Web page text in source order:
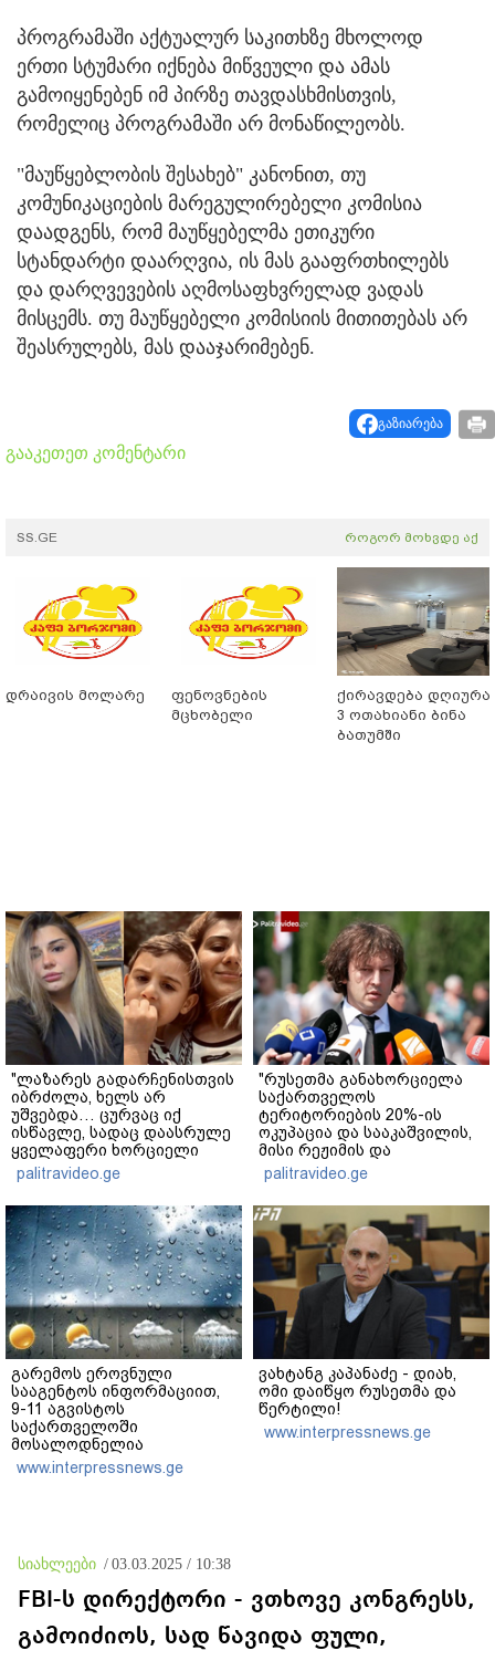
პროგრამაში აქტუალურ საკითხზე მხოლოდ
ერთი სტუმარი იქნება მიწვეული და ამას
გამოიყენებენ იმ პირზე თავდასხმისთვის,
რომელიც პროგრამაში არ მონაწილეობს.
"მაუწყებლობის შესახებ" კანონით, თუ
კომუნიკაციების მარეგულირებელი კომისია
დაადგენს, რომ მაუწყებელმა ეთიკური
სტანდარტი დაარღვია, ის მას გააფრთხილებს
და დარღვევების აღმოსაფხვრელად ვადას
მისცემს. თუ მაუწყებელი კომისიის მითითებას არ
შეასრულებს, მას დააჯარიმებენ.
გაზიარება
გააკეთეთ კომენტარი
SS.GE როგორ მოხვდე აქ
დრაივის მოლარე
ფენოვნების
მცხობელი
ქირავდება
3 ოთახიანი ბინა
ბათუმში
"ლაზარეს გადარჩენისთვის
იბრძოლა, ხელს არ
უშვებდა… ცურვაც იქ
ისწავლე, სადაც დაასრულე
ყველაფერი ხორციელი
ცხოვრებიდან" – რას წერს
ხობში დაღუპული დედა-
შვილის ახლობელი?
palitravideo.ge
"რუსეთმა განახორციელა
საქართველოს
ტერიტორიების 20%-ის
ოკუპაცია და სააკაშვილის,
მისი რეჟიმის და
"ნაცმოძრაობის" ღალატი
ვერანაირად ვერ
გადაფარავს ამ
დანაშაულს" - ირაკლი
კობახიძე
palitravideo.ge
გარემოს ეროვნული
სააგენტოს ინფორმაციით,
9-11 აგვისტოს
საქართველოში
მოსალოდნელია
დროგამოშვებით წვიმა
www.interpressnews.ge
ვახტანგ კაპანაძე - დიახ,
ომი დაიწყო რუსეთმა და
წერტილი!
www.interpressnews.ge
სიახლეები / 03.03.2025 / 10:38
FBI-ს დირექტორი - ვთხოვე კონგრესს,
გამოიძიოს, სად წავიდა ფული,